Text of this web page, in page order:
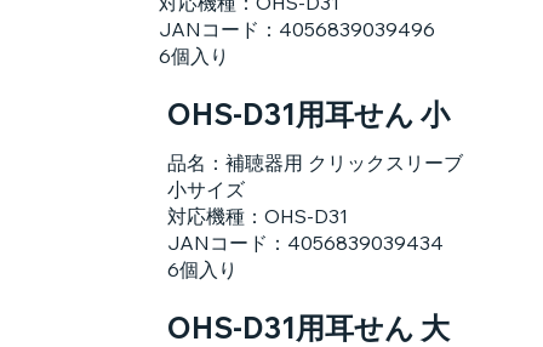
JANコード：4056839039496
6個入り
品名：補聴器用 クリックスリーブ
小サイズ
対応機種：OHS-D31
JANコード：4056839039434
6個入り
OHS-D31用耳せん 小
OHS-D31用耳せん 大